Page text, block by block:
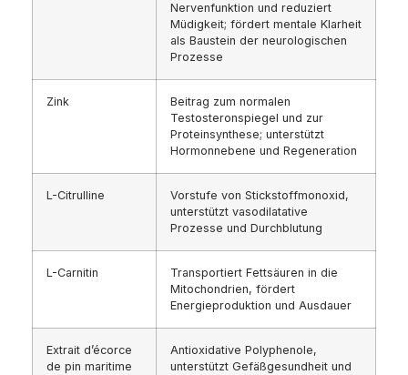
Nervenfunktion und reduziert
Müdigkeit; fördert mentale Klarheit
als Baustein der neurologischen
Prozesse
Zink
Beitrag zum normalen
Testosteronspiegel und zur
Proteinsynthese; unterstützt
Hormonnebene und Regeneration
L-Citrulline
Vorstufe von Stickstoffmonoxid,
unterstützt vasodilatative
Prozesse und Durchblutung
L-Carnitin
Transportiert Fettsäuren in die
Mitochondrien, fördert
Energieproduktion und Ausdauer
Extrait d’écorce
de pin maritime
Antioxidative Polyphenole,
unterstützt Gefäßgesundheit und